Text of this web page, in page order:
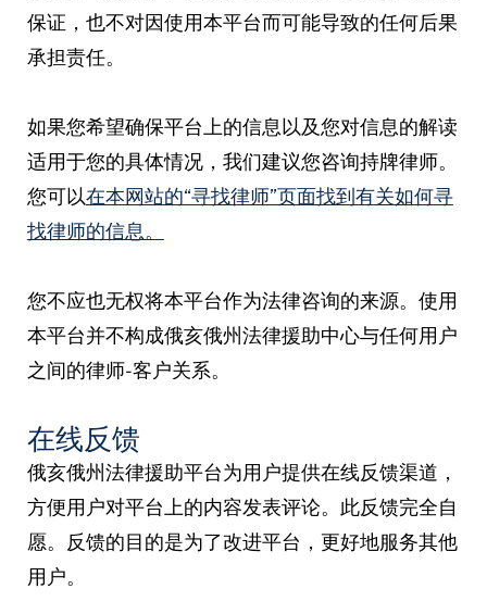
保证，也不对因使用本平台而可能导致的任何后果
承担责任。
如果您希望确保平台上的信息以及您对信息的解读
适用于您的具体情况，我们建议您咨询持牌律师。
您可以在本网站的“寻找律师”页面找到有关如何寻
找律师的信息。
您不应也无权将本平台作为法律咨询的来源。使用
本平台并不构成俄亥俄州法律援助中心与任何用户
之间的律师-客户关系。
在线反馈
俄亥俄州法律援助平台为用户提供在线反馈渠道，
方便用户对平台上的内容发表评论。此反馈完全自
愿。反馈的目的是为了改进平台，更好地服务其他
用户。